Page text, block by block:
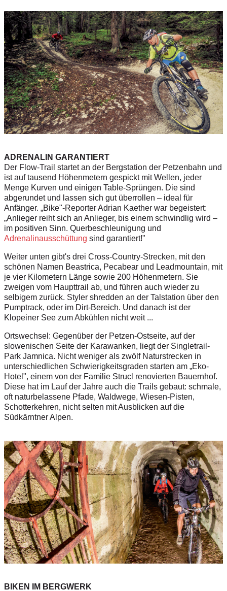
ADRENALIN GARANTIERT
Der Flow-Trail startet an der Bergstation der Petzenbahn und
ist auf tausend Höhenmetern gespickt mit Wellen, jeder
Menge Kurven und einigen Table-Sprüngen. Die sind
abgerundet und lassen sich gut überrollen – ideal für
Anfänger. „Bike"-Reporter Adrian Kaether war begeistert:
„Anlieger reiht sich an Anlieger, bis einem schwindlig wird –
im positiven Sinn. Querbeschleunigung und
Adrenalinausschüttung sind garantiert!"
Weiter unten gibt's drei Cross-Country-Strecken, mit den
schönen Namen Beastrica, Pecabear und Leadmountain, mit
je vier Kilometern Länge sowie 200 Höhenmetern. Sie
zweigen vom Haupttrail ab, und führen auch wieder zu
selbigem zurück. Styler shredden an der Talstation über den
Pumptrack, oder im Dirt-Bereich. Und danach ist der
Klopeiner See zum Abkühlen nicht weit ...
Ortswechsel: Gegenüber der Petzen-Ostseite, auf der
slowenischen Seite der Karawanken, liegt der Single­trail-
Park Jamnica. Nicht weniger als zwölf Naturstrecken in
unterschiedlichen Schwierigkeitsgraden starten am „Eko-
Hotel", einem von der Familie Strucl renovierten Bauernhof.
Diese hat im Lauf der Jahre auch die Trails gebaut: schmale,
oft naturbelassene Pfade, Waldwege, Wiesen-Pisten,
Schotterkehren, nicht selten mit Ausblicken auf die
Südkärntner Alpen.
BIKEN IM BERGWERK